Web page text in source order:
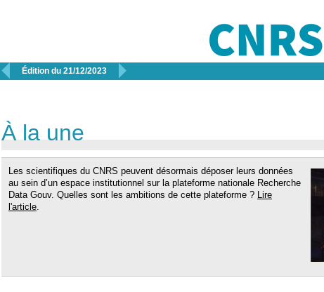
 Édition du 21/12/2023 
À la une
Les scientifiques du CNRS peuvent désormais déposer leurs données
au sein d’un espace institutionnel sur la plateforme nationale Recherche
Data Gouv. Quelles sont les ambitions de cette plateforme ? Lire
l'article.